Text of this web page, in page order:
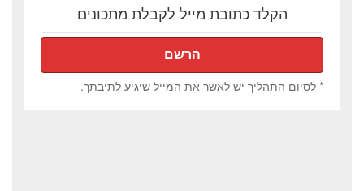
* לסיום התהליך יש לאשר את המייל שיגיע לתיבתך.